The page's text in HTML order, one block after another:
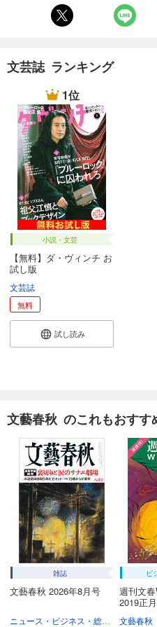
別冊文藝春秋 電子
別冊文藝春秋 電子
200円 (税込)
あらすじを表示する
別冊文藝春秋 電子
499円 (税込)
499
別冊文藝春秋 電子
あらすじを表示する
別冊文藝春秋 電子
499円 (税込)
あらすじを表示する
文芸誌 ランキング
1位
小説・文芸
【無料】ダ・ヴィンチ お
試し版
文芸誌
無料
試し読み
文藝春秋 のこれもおすす
雑誌
文藝春秋 2026年8月号
総合
ビ
週刊文
2019正
文藝春秋